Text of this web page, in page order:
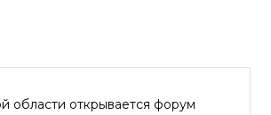
области открывается форум